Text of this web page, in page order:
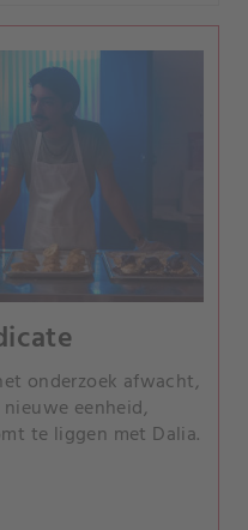
onderzoek afwacht,
eenheid,
te liggen met Dalia.